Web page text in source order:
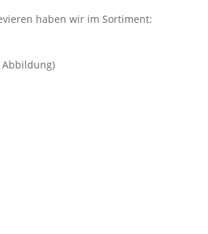
haben wir im Sortiment:
Abbildung)